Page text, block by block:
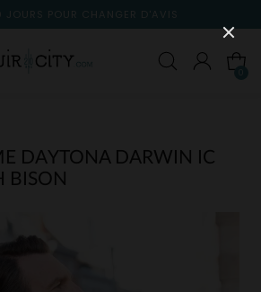
POUR CHANGER D'AVIS
DAYTONA DARWIN IC
BISON